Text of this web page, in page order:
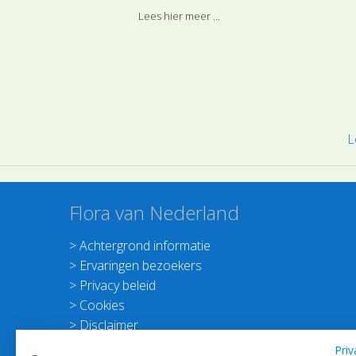
steen of gebouw van een vergelijkbaar
Lees hier meer ...
Flora van Nederland
>Achtergrond informatie
> Ervaringen bezoekers
> Privacy beleid
> Cookies
> Disclaimer